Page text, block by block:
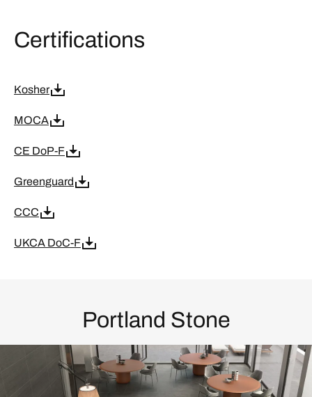
Certifications
Kosher
MOCA
CE DoP-F
Greenguard
CCC
UKCA DoC-F
Portland Stone